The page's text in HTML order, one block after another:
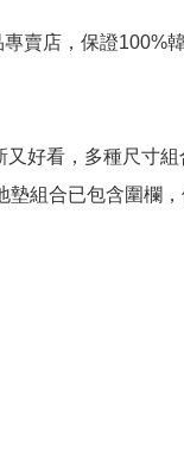
賣店，保證100%
又好看，多種尺寸
墊組合已包含圍欄